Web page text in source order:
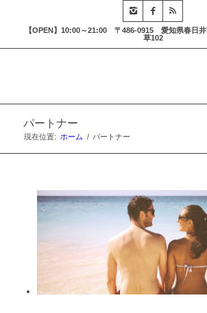
【OPEN】10:00～21:00 〒486-0915 愛知県春日井
草102
パートナー
現在位置: ホーム / パートナー